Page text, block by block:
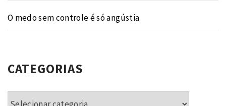
O medo sem controle é só angústia
CATEGORIAS